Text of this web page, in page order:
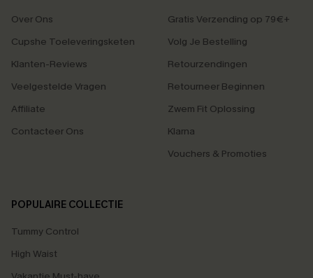
Over Ons
Cupshe Toeleveringsketen
Klanten-Reviews
Veelgestelde Vragen
Affiliate
Contacteer Ons
Gratis Verzending op 79€+
Volg Je Bestelling
Retourzendingen
Retourneer Beginnen
Zwem Fit Oplossing
Klarna
Vouchers & Promoties
POPULAIRE COLLECTIE
Tummy Control
High Waist